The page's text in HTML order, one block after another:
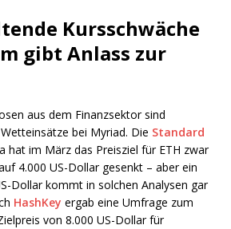
Kursschwäche
gibt Anlass zur
aus dem Finanzsektor sind
bei Myriad. Die Standard
hat im März das Preisziel für ETH zwar
4.000 US-Dollar gesenkt – aber ein
Dollar kommt in solchen Analysen gar
HashKey ergab eine Umfrage zum
von 8.000 US-Dollar für